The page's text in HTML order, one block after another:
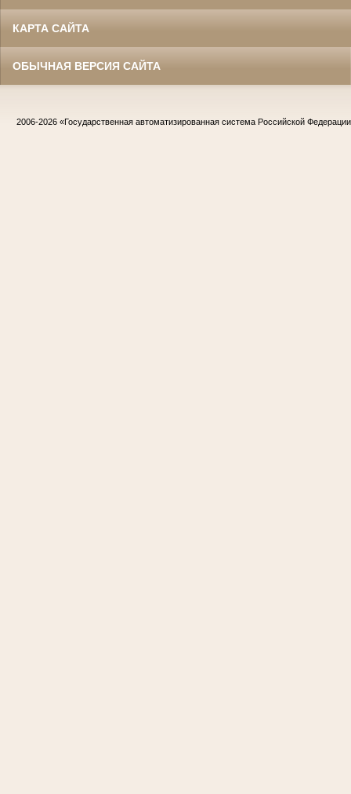
КАРТА САЙТА
ОБЫЧНАЯ ВЕРСИЯ САЙТА
2006-2026 «Государственная автоматизированная система Российской